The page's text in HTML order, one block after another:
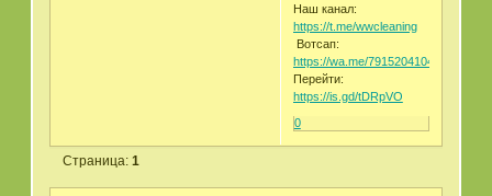
Наш канал:
https://t.me/wwcleaning
Вотсап:
https://wa.me/79152041047
Перейти:
https://is.gd/tDRpVO
0
Страница: 1